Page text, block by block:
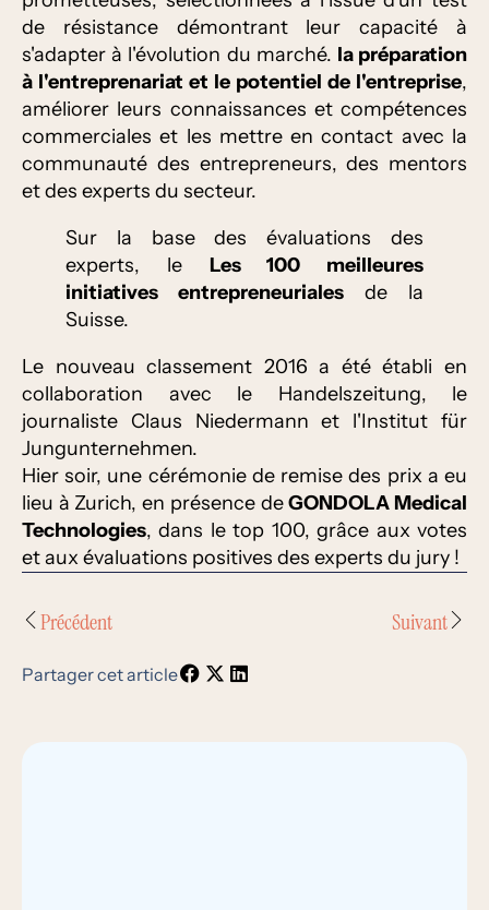
de résistance démontrant leur capacité à
s'adapter à l'évolution du marché. la préparation
à l'entreprenariat et le potentiel de l'entreprise,
améliorer leurs connaissances et compétences
commerciales et les mettre en contact avec la
communauté des entrepreneurs, des mentors
et des experts du secteur.
Sur la base des évaluations des
experts, le Les 100 meilleures
initiatives entrepreneuriales de la
Suisse.
Le nouveau classement 2016 a été établi en
collaboration avec le Handelszeitung, le
journaliste Claus Niedermann et l'Institut für
Jungunternehmen.
Hier soir, une cérémonie de remise des prix a eu
lieu à Zurich, en présence deGONDOLA Medical
Technologies, dans le top 100, grâce aux votes
et aux évaluations positives des experts du jury !
Précédent Suivant
Partager cet article